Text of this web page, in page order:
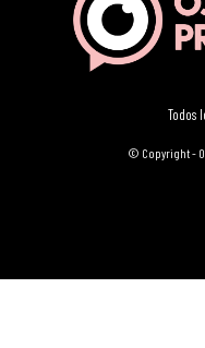
Todos
© Copyright -